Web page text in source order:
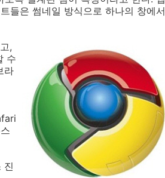
들은 썸네일 방식으로 하나의 창에서
,
수
라
진